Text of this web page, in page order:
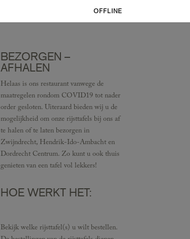
OFFLINE
BEZORGEN –
AFHALEN
Helaas is ons restaurant vanwege de
maatregelen rondom COVID19 tot nader
order gesloten. Uiteraard bieden wij u de
mogelijkheid om onze rijsttafels bij ons af
te halen of te laten bezorgen in
Zwijndrecht, Hendrik-Ido-Ambacht en
Dordrecht Centrum. Zo kunt u ook thuis
genieten van een tafel vol lekkers!
HOE WERKT HET:
Bekijk welke rijsttafel(s) u wilt bestellen.